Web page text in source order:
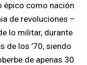
épico como nación
de revoluciones –
lo militar, durante
de los ’70, siendo
de apenas 30